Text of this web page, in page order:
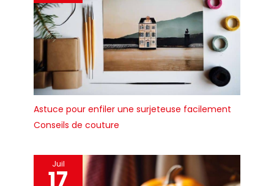
Astuce pour enfiler une surjeteuse facilement
Conseils de couture
Juil
17